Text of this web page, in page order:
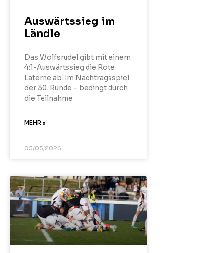
Auswärtssieg im
Ländle
Das Wolfsrudel gibt mit einem
4:1-Auswärtssieg die Rote
Laterne ab. Im Nachtragsspiel
der 30. Runde – bedingt durch
die Teilnahme
MEHR »
05/05/2026